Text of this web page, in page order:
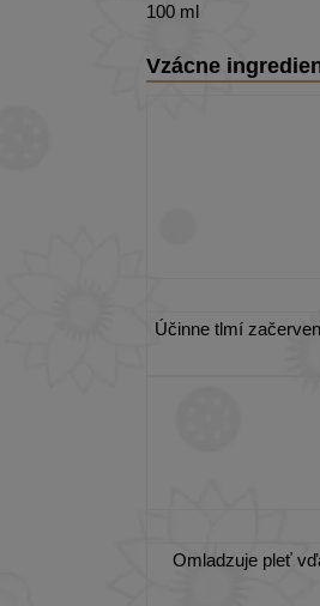
100 ml
Vzácne
Účinne tlmí
Omladzuje pleť